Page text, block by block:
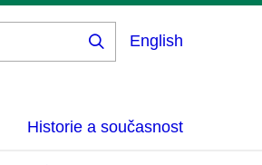
English
Historie a současnost